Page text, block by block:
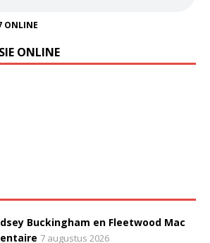
ONLINE
ONLINE
Buckingham en Fleetwood Mac
7 augustus 2026